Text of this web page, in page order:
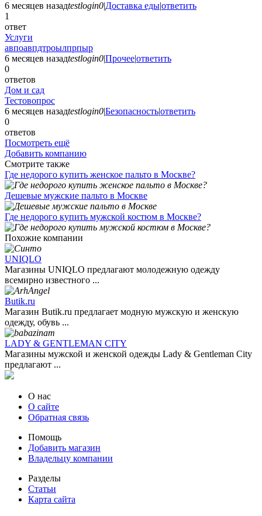
6 месяцев назадtestlogin0|Доставка еды|ответить
1
ответ
Услуги
авпоавпдтроылпрпыр
6 месяцев назадtestlogin0|Прочее|ответить
0
ответов
Дом и сад
Тестовопрос
6 месяцев назадtestlogin0|Безопасность|ответить
0
ответов
Посмотреть ещё
Добавить компанию
Смотрите также
Где недорого купить женское пальто в Москве?
Дешевые мужские пальто в Москве
Где недорого купить мужской костюм в Москве?
Похожие компании
UNIQLO
Магазины UNIQLO предлагают молодежную одежду
всемирно известного ...
Butik.ru
Магазин Butik.ru предлагает модную мужскую и женскую
одежду, обувь ...
LADY & GENTLEMAN CITY
Магазины мужской и женской одежды Lady & Gentleman City
предлагают ...
О нас
О сайте
Обратная связь
Помощь
Добавить магазин
Владельцу компании
Разделы
Статьи
Карта сайта